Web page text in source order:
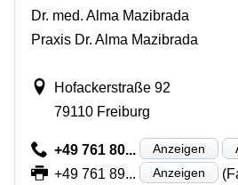
Dr. med. Alma Mazibrada
Praxis Dr. Alma Mazibrada
Hofackerstraße 92
79110 Freiburg
+49 761 80... Anzeigen
+49 761 89... Anzeigen